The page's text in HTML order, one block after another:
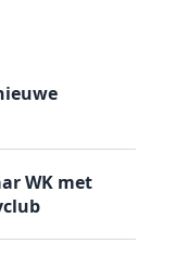
WK met